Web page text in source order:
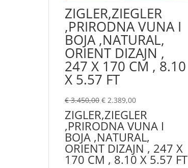
ZIGLER,ZIEGLER
,PRIRODNA VUNA I
BOJA ,NATURAL,
ORIENT DIZAJN ,
247 X 170 CM , 8.10
X 5.57 FT
€3.450,00 € 2.389,00
ZIGLER,ZIEGLER
,PRIRODNA VUNA I
BOJA ,NATURAL,
ORIENT DIZAJN , 247 X
170 CM , 8.10 X 5.57 FT